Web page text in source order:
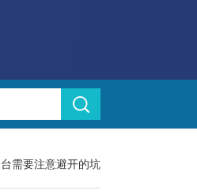
需要注意避开的坑